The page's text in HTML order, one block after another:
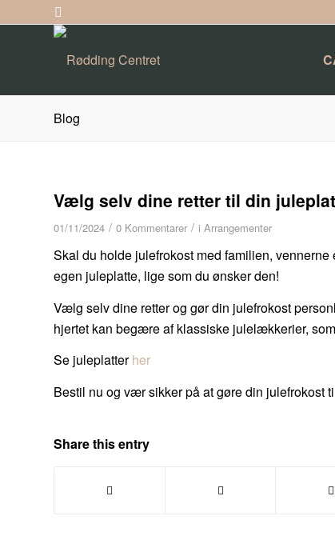
Blog
Vælg selv dine retter til din
01/11/2024 / 0 Kommentarer / i Arrangementer
Skal du holde julefrokost med familien,
egen juleplatte, lige som du ønsker den!
Vælg selv dine retter og gør din julefrokost
hjertet kan begære af klassiske julelækkerier,
Se juleplatterher
Bestil nu og vær sikker på at gøre din julefrokost
Share this entry